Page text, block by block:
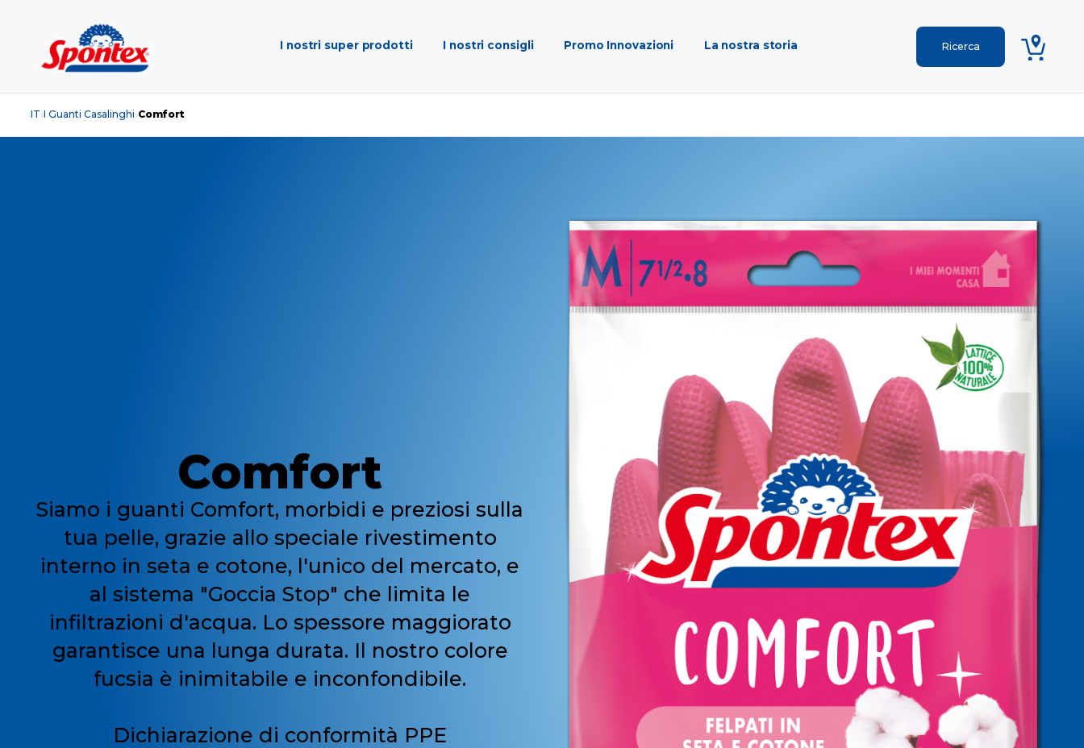
I nostri super prodotti I nostri consigli Promo Innovazioni La nostra storia
IT› I Guanti Casalinghi›Comfort
Comfort
Siamo i guanti Comfort, morbidi e preziosi sulla
tua pelle, grazie allo speciale rivestimento
interno in seta e cotone, l'unico del mercato, e
al sistema "Goccia Stop" che limita le
infiltrazioni d'acqua. Lo spessore maggiorato
garantisce una lunga durata. Il nostro colore
fucsia è inimitabile e inconfondibile.
Dichiarazione di conformità PPE